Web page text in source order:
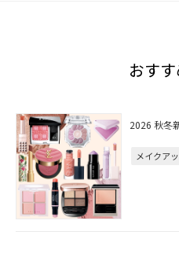
おす
2026 秋冬
メイクア